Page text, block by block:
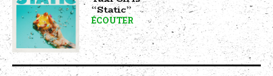
“Static”
ÉCOUTER